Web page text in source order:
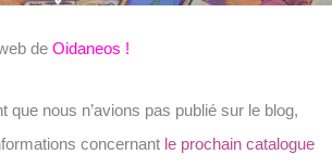
de Oidaneos !
que nous n’avions pas publié sur le blog,
concernant le prochain catalogue